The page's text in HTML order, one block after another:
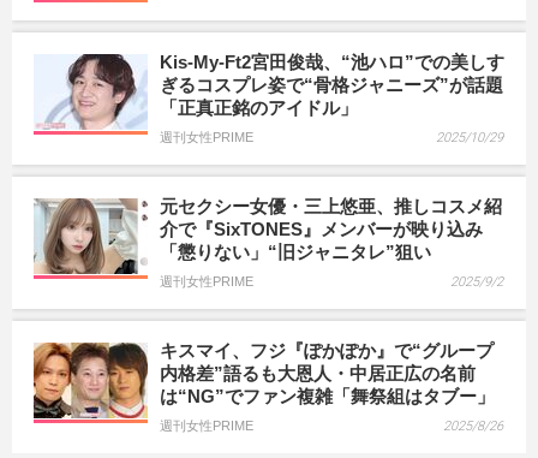
Kis-My-Ft2宮田俊哉、“池ハロ”での美しす
ぎるコスプレ姿で“骨格ジャニーズ”が話題
「正真正銘のアイドル」
週刊女性PRIME 2025/10/29
元セクシー女優・三上悠亜、推しコスメ紹
介で『SixTONES』メンバーが映り込み
「懲りない」“旧ジャニタレ”狙い
週刊女性PRIME 2025/9/2
キスマイ、フジ『ぽかぽか』で“グループ
内格差”語るも大恩人・中居正広の名前
は“NG”でファン複雑「舞祭組はタブー」
週刊女性PRIME 2025/8/26